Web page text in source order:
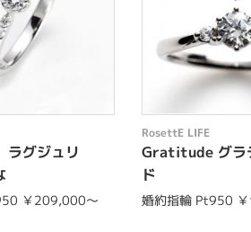
グジュリ
￥209,000～
RosettE LIFE
Gratitude グラ
ド
婚約指輪 Pt950